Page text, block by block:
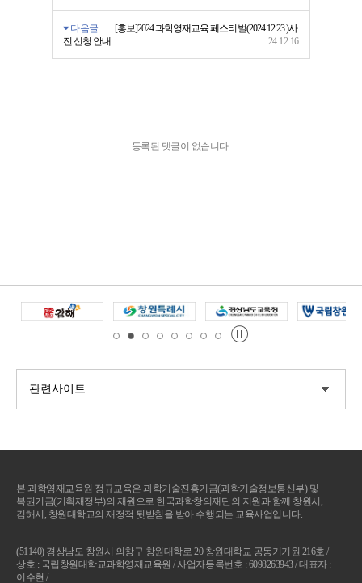
다음글
[홍보]2024 과학영재교육 페스티벌(2024.12.23.)사
전 신청 안내
24.12.16
등록된 댓글이 없습니다.
본 과학영재교육원 정규교육은 과학기술진흥기금(과학기술정보통신부) 및
복권기금(기획재정부)의 재원으로 한국과학창의재단의 지원과 함께 창원시,
김해시, 창원대학교의 재정적 뒷받침을 받아 수행되는 교육사업입니다.
(51140) 경상남도 창원시 의창구 창원대학로 20 창원대학교 공동기기원 216호 /
상호 : 국립창원대학교과학영재교육원 / 사업자등록번호 : 6098263943 / 대표자 :
이수현 /